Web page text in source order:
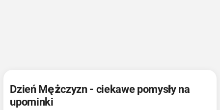
Dzień Mężczyzn - ciekawe pomysły na
upominki